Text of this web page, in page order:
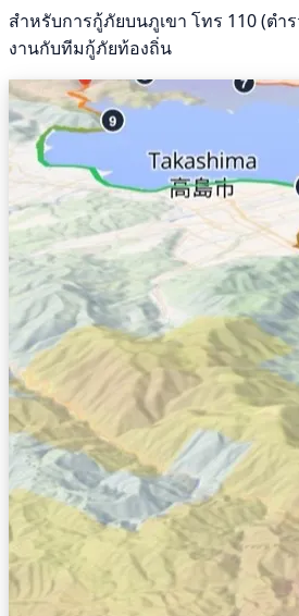
สำหรับการกู้ภัยบนภูเขา โทร 110 (ตำ
งานกับทีมกู้ภัยท้องถิ่น